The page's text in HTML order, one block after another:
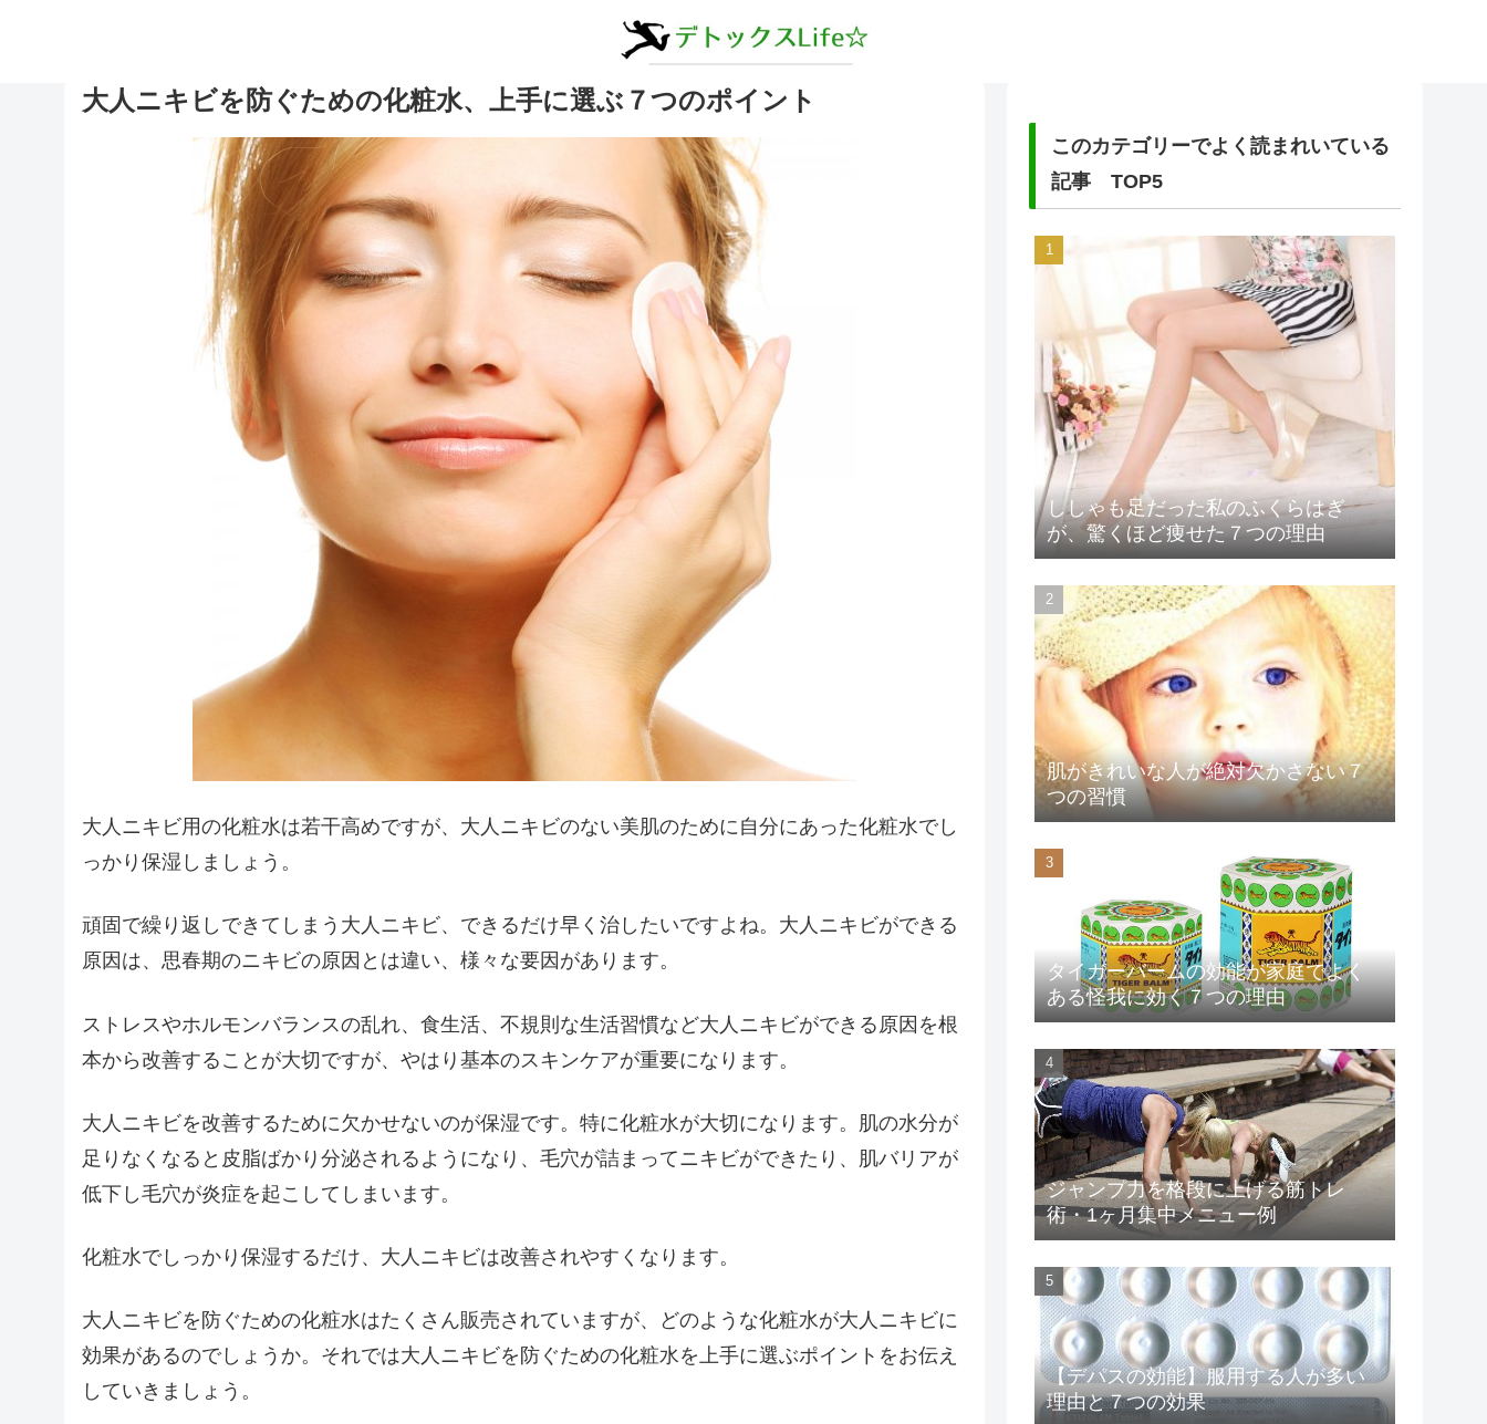
大人ニキビを防ぐための化粧水、上手に選ぶ７つのポイント
大人ニキビ用の化粧水は若干高めですが、大人ニキビのない美肌のために自分にあった化粧水でし
っかり保湿しましょう。
頑固で繰り返しできてしまう大人ニキビ、できるだけ早く治したいですよね。大人ニキビができる
原因は、思春期のニキビの原因とは違い、様々な要因があります。
ストレスやホルモンバランスの乱れ、食生活、不規則な生活習慣など大人ニキビができる原因を根
本から改善することが大切ですが、やはり基本のスキンケアが重要になります。
大人ニキビを改善するために欠かせないのが保湿です。特に化粧水が大切になります。肌の水分が
足りなくなると皮脂ばかり分泌されるようになり、毛穴が詰まってニキビができたり、肌バリアが
低下し毛穴が炎症を起こしてしまいます。
化粧水でしっかり保湿するだけ、大人ニキビは改善されやすくなります。
大人ニキビを防ぐための化粧水はたくさん販売されていますが、どのような化粧水が大人ニキビに
効果があるのでしょうか。それでは大人ニキビを防ぐための化粧水を上手に選ぶポイントをお伝え
していきましょう。
このカテゴリーでよく読まれいている
記事 TOP5
ししゃも足だった私のふくらはぎ
が、驚くほど痩せた７つの理由
肌がきれいな人が絶対欠かさない７
つの習慣
タイガーバームの効能が家庭でよく
ある怪我に効く７つの理由
ジャンプ力を格段に上げる筋トレ
術・1ヶ月集中メニュー例
【デパスの効能】服用する人が多い
理由と７つの効果